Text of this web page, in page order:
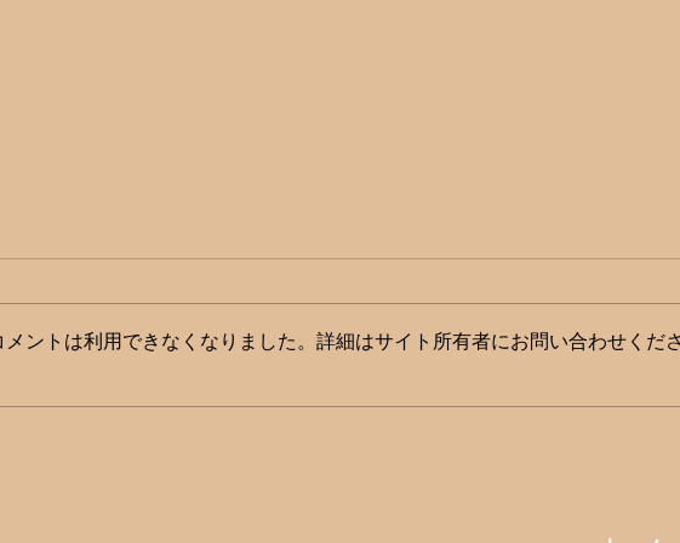
メントは利用できなくなりました。詳細はサイト所有者にお問い合わせくださ